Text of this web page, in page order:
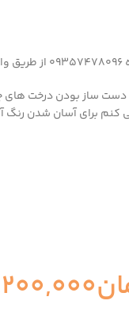
دست ساز بودن درخت
برای آسان شدن